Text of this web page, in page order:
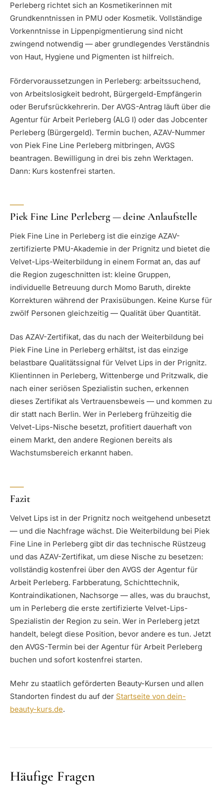
Perleberg richtet sich an Kosmetikerinnen mit
Grundkenntnissen in PMU oder Kosmetik. Vollständige
Vorkenntnisse in Lippenpigmentierung sind nicht
zwingend notwendig — aber grundlegendes Verständnis
von Haut, Hygiene und Pigmenten ist hilfreich.
Fördervoraussetzungen in Perleberg: arbeitssuchend,
von Arbeitslosigkeit bedroht, Bürgergeld-Empfängerin
oder Berufsrückkehrerin. Der AVGS-Antrag läuft über die
Agentur für Arbeit Perleberg (ALG I) oder das Jobcenter
Perleberg (Bürgergeld). Termin buchen, AZAV-Nummer
von Piek Fine Line Perleberg mitbringen, AVGS
beantragen. Bewilligung in drei bis zehn Werktagen.
Dann: Kurs kostenfrei starten.
Piek Fine Line Perleberg — deine Anlaufstelle
Piek Fine Line in Perleberg ist die einzige AZAV-
zertifizierte PMU-Akademie in der Prignitz und bietet die
Velvet-Lips-Weiterbildung in einem Format an, das auf
die Region zugeschnitten ist: kleine Gruppen,
individuelle Betreuung durch Momo Baruth, direkte
Korrekturen während der Praxisübungen. Keine Kurse für
zwölf Personen gleichzeitig — Qualität über Quantität.
Das AZAV-Zertifikat, das du nach der Weiterbildung bei
Piek Fine Line in Perleberg erhältst, ist das einzige
belastbare Qualitätssignal für Velvet Lips in der Prignitz.
Klientinnen in Perleberg, Wittenberge und Pritzwalk, die
nach einer seriösen Spezialistin suchen, erkennen
dieses Zertifikat als Vertrauensbeweis — und kommen zu
dir statt nach Berlin. Wer in Perleberg frühzeitig die
Velvet-Lips-Nische besetzt, profitiert dauerhaft von
einem Markt, den andere Regionen bereits als
Wachstumsbereich erkannt haben.
Fazit
Velvet Lips ist in der Prignitz noch weitgehend unbesetzt
— und die Nachfrage wächst. Die Weiterbildung bei Piek
Fine Line in Perleberg gibt dir das technische Rüstzeug
und das AZAV-Zertifikat, um diese Nische zu besetzen:
vollständig kostenfrei über den AVGS der Agentur für
Arbeit Perleberg. Farbberatung, Schichttechnik,
Kontraindikationen, Nachsorge — alles, was du brauchst,
um in Perleberg die erste zertifizierte Velvet-Lips-
Spezialistin der Region zu sein. Wer in Perleberg jetzt
handelt, belegt diese Position, bevor andere es tun. Jetzt
den AVGS-Termin bei der Agentur für Arbeit Perleberg
buchen und sofort kostenfrei starten.
Mehr zu staatlich geförderten Beauty-Kursen und allen
Standorten findest du auf der Startseite von dein-
beauty-kurs.de.
Häufige Fragen